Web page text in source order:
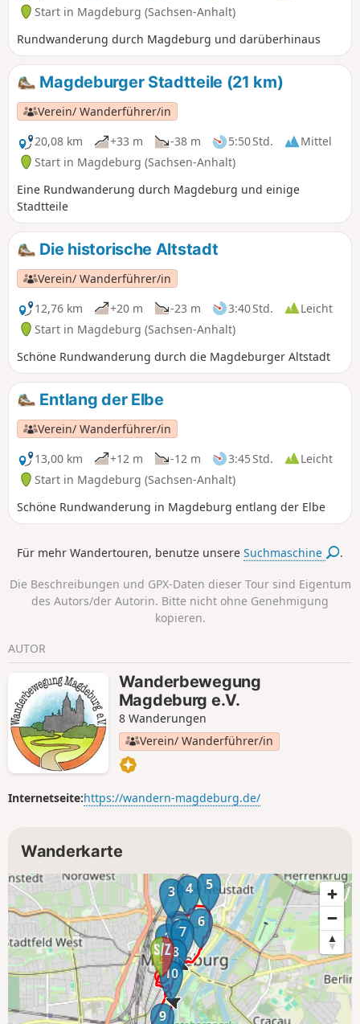
Start in Magdeburg (Sachsen-Anhalt)
Rundwanderung durch Magdeburg und darüberhinaus
Magdeburger Stadtteile (21 km)
Verein/ Wanderführer/in
20,08 km
+33 m -38 m 5:50 Std.
Mittel
Start in Magdeburg (Sachsen-Anhalt)
Eine Rundwanderung durch Magdeburg und einige
Stadtteile
Die historische Altstadt
Verein/ Wanderführer/in
12,76 km
+20 m -23 m 3:40 Std.
Leicht
Start in Magdeburg (Sachsen-Anhalt)
Schöne Rundwanderung durch die Magdeburger Altstadt
Entlang der Elbe
Verein/ Wanderführer/in
13,00 km
+12 m -12 m 3:45 Std.
Leicht
Start in Magdeburg (Sachsen-Anhalt)
Schöne Rundwanderung in Magdeburg entlang der Elbe
Für mehr Wandertouren, benutze unsereSuchmaschine .
Die Beschreibungen und GPX-Daten dieser Tour sind Eigentum
des Autors/der Autorin. Bitte nicht ohne Genehmigung
kopieren.
AUTOR
Wanderbewegung
Magdeburg e.V.
8 Wanderungen
Verein/ Wanderführer/in
Internetseite:https://wandern-magdeburg.de/
Wanderkarte
1
2
3 4 5
6
7
8
9
10